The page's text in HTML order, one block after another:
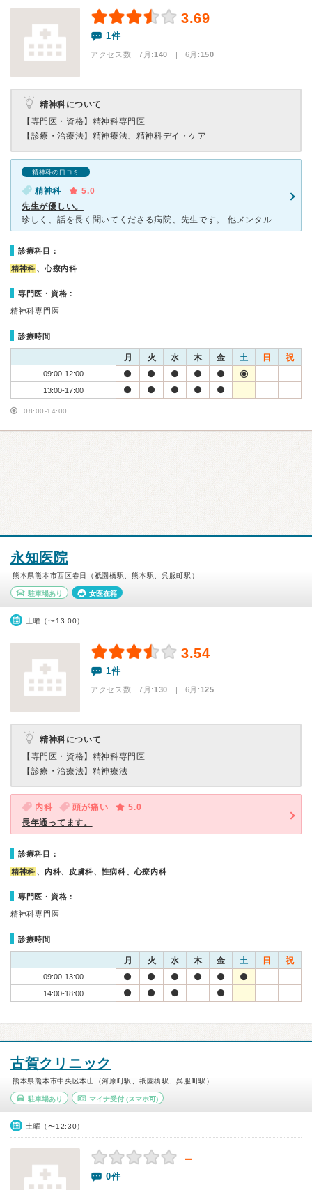
3.69
1件
アクセス数 7月:140 | 6月:150
精神科について
【専門医・資格】 精神科専門医
【診療・治療法】 精神療法、精神科デイ・ケア
精神科の口コミ
精神科
5.0
先生が優しい。
珍しく、話を長く聞いてくださる病院、先生です。 他メンタルクリニックでは、話を聞くのはカウンセラー、主治医はそれを纏めたものに目を通しヒアリングをして薬の処方のみという印象でしたが、 池上先生は1
診療科目：
精神科 、心療内科
専門医・資格：
精神科専門医
診療時間
月 火 水 木 金 土 日 祝
09:00-12:00
13:00-17:00
08:00-14:00
永知医院
熊本県熊本市西区春日（祇園橋駅、熊本駅、呉服町駅）
駐車場あり 女医在籍
土曜（〜13:00）
3.54
1件
アクセス数 7月:130 | 6月:125
精神科について
【専門医・資格】 精神科専門医
【診療・治療法】 精神療法
内科 頭が痛い
5.0
長年通ってます。
診療科目：
精神科 、内科、皮膚科、性病科、心療内科
専門医・資格：
精神科専門医
診療時間
月 火 水 木 金 土 日 祝
09:00-13:00
14:00-18:00
古賀クリニック
熊本県熊本市中央区本山（河原町駅、祇園橋駅、呉服町駅）
駐車場あり マイナ受付(スマホ可)
土曜（〜12:30）
－
0件